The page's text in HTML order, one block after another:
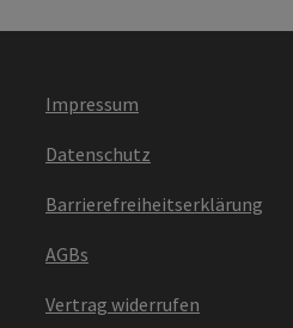
Impressum
Datenschutz
Barrierefreiheitserklärung
AGBs
Vertrag widerrufen